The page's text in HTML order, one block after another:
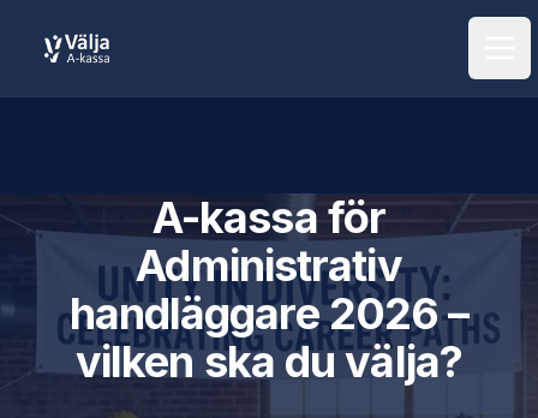
A-kassa för
Administrativ
handläggare2026 –
vilken ska du välja?